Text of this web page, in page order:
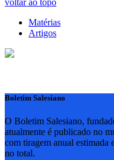
Matérias
Artigos
Boletim Salesiano
O Boletim Salesiano,
atualmente é publicado no
com tiragem anual estimada
no total.